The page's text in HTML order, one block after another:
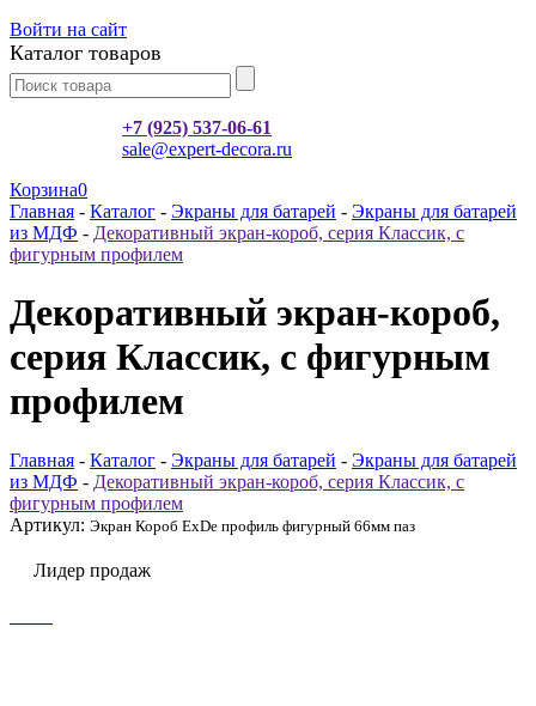
Войти на сайт
Каталог товаров
+7 (925) 537-06-61
sale@expert-decora.ru
Корзина0
Главная - Каталог - Экраны для батарей - Экраны для батарей
из МДФ - Декоративный экран-короб, серия Классик, с
фигурным профилем
Декоративный экран-короб,
серия Классик, с фигурным
профилем
Главная - Каталог - Экраны для батарей - Экраны для батарей
из МДФ - Декоративный экран-короб, серия Классик, с
фигурным профилем
Артикул: Экран Короб ExDe профиль фигурный 66мм паз
Лидер продаж